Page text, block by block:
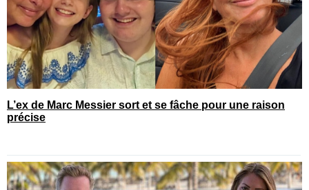
L’ex de Marc Messier sort et se fâche pour une raison
précise